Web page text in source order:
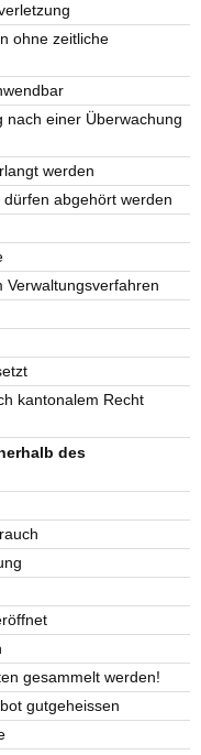
ohne zeitliche
nach einer Überwachung
werden
abgehört werden
Verwaltungsverfahren
kantonalem Recht
des
gesammelt werden!
gutgeheissen